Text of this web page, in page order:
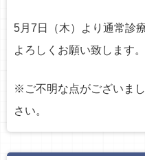
5月 7 日（木）より通常診
よろしくお願い致します。
※ご不明な点がございま
さい。